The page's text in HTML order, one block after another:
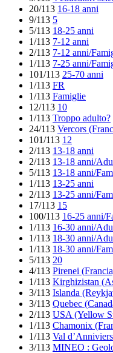
20/113 16-18 anni
9/113 5
5/113 18-25 anni
1/113 7-12 anni
2/113 7-12 anni/
1/113 7-25 anni/
101/113 25-70 anni
1/113 FR
1/113 Famiglie
12/113 10
1/113 Troppo adulto?
24/113 Vercors
101/113 12
2/113 13-18 anni
2/113 13-18 anni/
5/113 13-18 anni/
1/113 13-25 anni
2/113 13-25 anni/
17/113 15
100/113 16-25 anni/
1/113 16-30 anni/
1/113 18-30 anni/
1/113 18-30 anni/
5/113 20
4/113 Pirenei
1/113 Kirghizistan
3/113 Islanda
3/113 Quebec
2/113 USA (Yellow
1/113 Chamonix
1/113 Val
3/113 MINEO :